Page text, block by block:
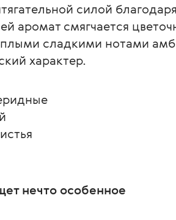
силой
аромат смягчается
сладкими нотами
характер.
нечто особенное